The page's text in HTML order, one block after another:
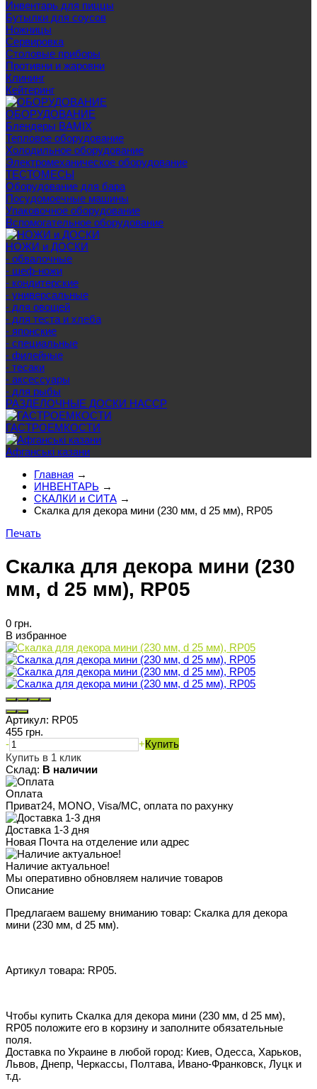
Инвентарь для пиццы
Бутылки для соусов
Ножницы
Сервировка
Столовые приборы
Противни и жаровни
Клининг
Кейтеринг
ОБОРУДОВАНИЕ
Блендеры BAMIX
Тепловое оборудование
Холодильное оборудование
Электромеханическое оборудование
ТЕСТОМЕСЫ
Оборудование для бара
Посудомоечные машины
Упаковочное оборудование
Вспомогательное оборудование
НОЖИ и ДОСКИ
- обвалочные
- шеф-ножи
- кондитерские
- универсальные
- для овощей
- для теста и хлеба
- японские
- специальные
- филейные
- тесаки
- аксессуары
- для рыбы
РАЗДЕЛОЧНЫЕ ДОСКИ HACCP
ГАСТРОЕМКОСТИ
Афганські казани
Главная →
ИНВЕНТАРЬ →
СКАЛКИ и СИТА →
Скалка для декора мини (230 мм, d 25 мм), RP05
Печать
Скалка для декора мини (230
мм, d 25 мм), RP05
0 грн.
В избранное
Артикул: RP05
455 грн.
-
+Купить
Купить в 1 клик
Склад: В наличии
Оплата
Приват24, MONO, Visa/MC, оплата по рахунку
Доставка 1-3 дня
Новая Почта на отделение или адрес
Наличие актуальное!
Мы оперативно обновляем наличие товаров
Описание
Предлагаем вашему вниманию товар: Скалка для декора
мини (230 мм, d 25 мм).
Артикул товара: RP05.
Чтобы купить Скалка для декора мини (230 мм, d 25 мм),
RP05 положите его в корзину и заполните обязательные
поля.
Доставка по Украине в любой город: Киев, Одесса, Харьков,
Львов, Днепр, Черкассы, Полтава, Ивано-Франковск, Луцк и
т.д.